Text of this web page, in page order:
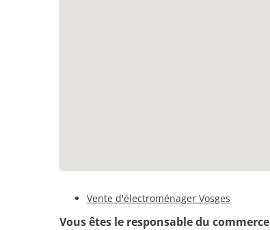
Vente d'électroménager Vosges
Vous êtes le responsable du commerce